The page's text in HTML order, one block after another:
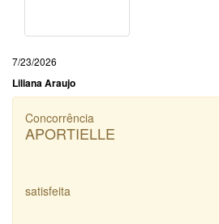
7/23/2026
Liliana Araujo
Concorrência
APORTIELLE
satisfeita